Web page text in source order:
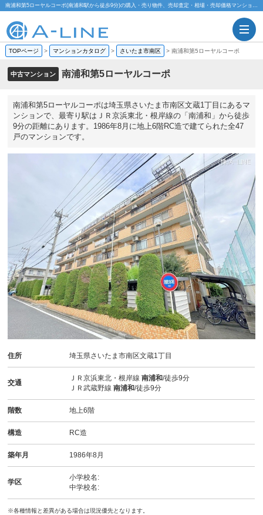
南浦和第5ローヤルコーポ(南浦和駅から徒歩9分)の購入・売り物件、売却査定・相場・売却価格マンション情報｜株式会社A-LINE
TOPページ > マンションカタログ > さいたま市南区 > 南浦和第5ローヤルコーポ
中古マンション 南浦和第5ローヤルコーポ
南浦和第5ローヤルコーポは埼玉県さいたま市南区文蔵1丁目にあるマ
ンションで、最寄り駅はＪＲ京浜東北・根岸線の「南浦和」から徒歩
9分の距離にあります。1986年8月に地上6階RC造で建てられた全47
戸のマンションです。
住所 埼玉県さいたま市南区文蔵1丁目
交通
ＪＲ京浜東北・根岸線南浦和/徒歩9分
ＪＲ武蔵野線南浦和/徒歩9分
階数 地上6階
構造 RC造
築年月 1986年8月
学区
小学校名:
中学校名:
※各種情報と差異がある場合は現況優先となります。